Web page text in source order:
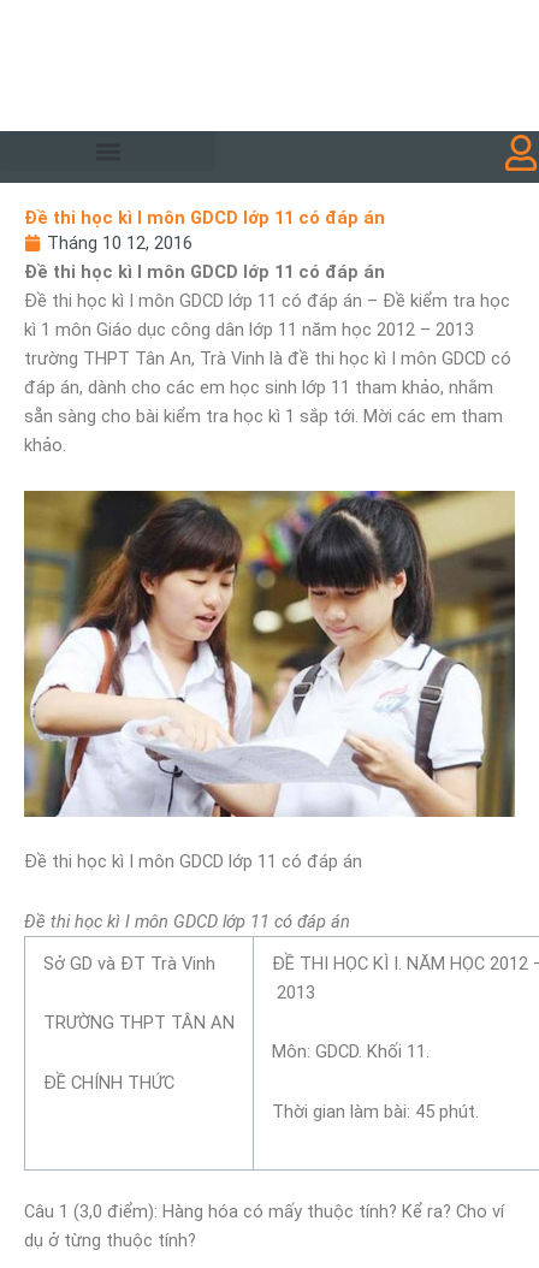
Đề thi học kì I môn GDCD lớp 11 có đáp án
Tháng 10 12, 2016
Đề thi học kì I môn GDCD lớp 11 có đáp án
Đề thi học kì I môn GDCD lớp 11 có đáp án – Đề kiểm tra học
kì 1 môn Giáo dục công dân lớp 11 năm học 2012 – 2013
trường THPT Tân An, Trà Vinh là đề thi học kì I môn GDCD có
đáp án, dành cho các em học sinh lớp 11 tham khảo, nhằm
sẵn sàng cho bài kiểm tra học kì 1 sắp tới. Mời các em tham
khảo.
Đề thi học kì I môn GDCD lớp 11 có đáp án
Đề thi học kì I môn GDCD lớp 11 có đáp án
Sở GD và ĐT Trà Vinh
TRƯỜNG THPT TÂN AN
ĐỀ CHÍNH THỨC
ĐỀ THI HỌC KÌ I. NĂM HỌC 2012
2013
Môn: GDCD. Khối 11.
Thời gian làm bài: 45 phút.
Câu 1 (3,0 điểm): Hàng hóa có mấy thuộc tính? Kể ra? Cho ví
dụ ở từng thuộc tính?